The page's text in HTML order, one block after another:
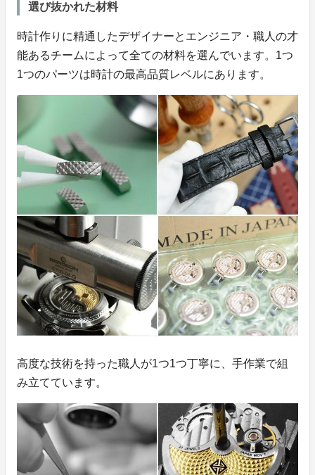
選び抜かれた材料
時計作りに精通したデザイナーとエンジニア・職人の才
能あるチームによって全ての材料を選んでいます。1つ
1つのパーツは時計の最高品質レベルにあります。
高度な技術を持った職人が1つ1つ丁寧に、手作業で組
み立てています。